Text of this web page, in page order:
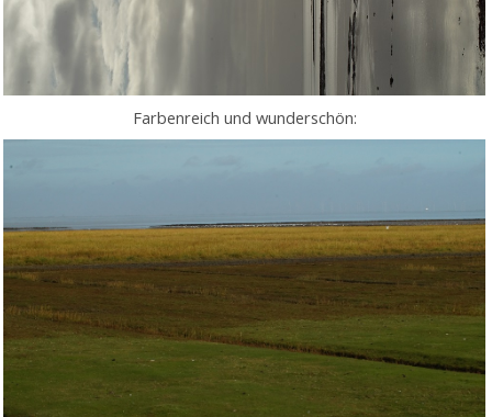
Farbenreich und wunderschön: